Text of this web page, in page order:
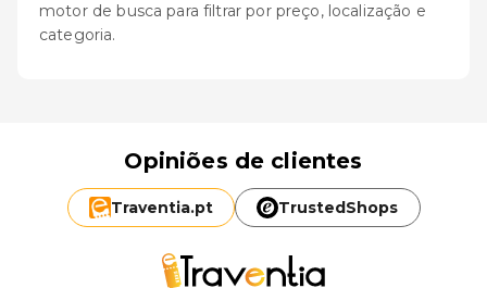
motor de busca para filtrar por preço, localização e
categoria.
Opiniões de clientes
Traventia.pt TrustedShops